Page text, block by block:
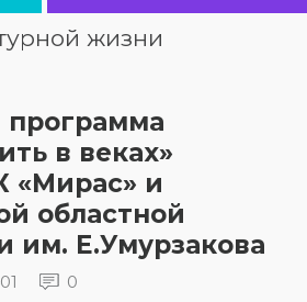
жизни
программа
в веках»
«Мирас» и
областной
им. Е.Умурзакова
0